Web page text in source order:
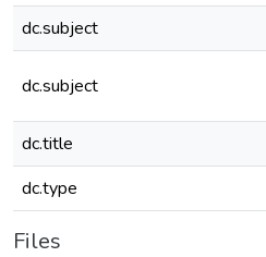
dc.subject
dc.subject
dc.title
dc.type
Files